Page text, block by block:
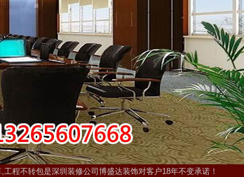
程不转包是深圳装修公司博盛达装饰对客户18年不变承诺！